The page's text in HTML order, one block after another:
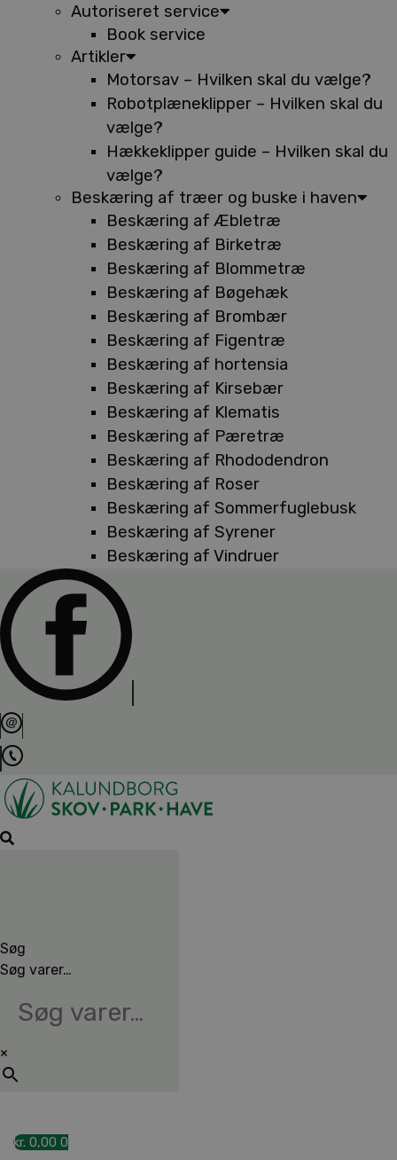
Autoriseret service
Book service
Artikler
Motorsav – Hvilken skal du vælge?
Robotplæneklipper – Hvilken skal du
vælge?
Hækkeklipper guide – Hvilken skal du
vælge?
Beskæring af træer og buske i haven
Beskæring af Æbletræ
Beskæring af Birketræ
Beskæring af Blommetræ
Beskæring af Bøgehæk
Beskæring af Brombær
Beskæring af Figentræ
Beskæring af hortensia
Beskæring af Kirsebær
Beskæring af Klematis
Beskæring af Pæretræ
Beskæring af Rhododendron
Beskæring af Roser
Beskæring af Sommerfuglebusk
Beskæring af Syrener
Beskæring af Vindruer
Søg
Søg varer…
×
kr. 0,00 0